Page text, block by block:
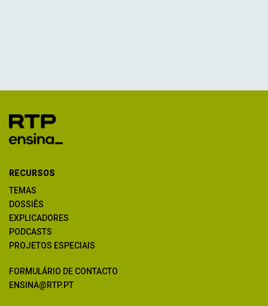
RECURSOS
TEMAS
DOSSIÊS
EXPLICADORES
PODCASTS
PROJETOS ESPECIAIS
FORMULÁRIO DE CONTACTO
ENSINA@RTP.PT